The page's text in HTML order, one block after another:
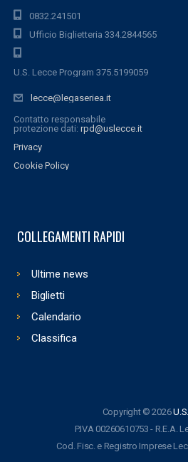
0832.241501
Ufficio Biglietteria 334.2844565
U.S. Lecce Program 375.5199059
lecce@legaseriea.it
Contatto responsabile
protezione dati: rpd@uslecce.it
Privacy
Cookie Policy
COLLEGAMENTI RAPIDI
Ultime news
Biglietti
Calendario
Classifica
Copyright © 2026
P.IVA 00260610753 - R.E.A.
Cod. Fisc. e Registro Imprese